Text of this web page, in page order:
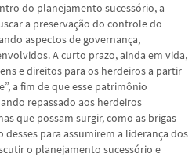
do planejamento sucessório, a
a preservação do controle do
aspectos de governança,
A curto prazo, ainda em vida,
e direitos para os herdeiros a partir
a fim de que esse patrimônio
repassado aos herdeiros
que possam surgir, como as brigas
para assumirem a liderança dos
o planejamento sucessório e